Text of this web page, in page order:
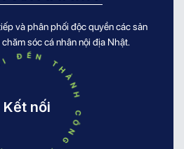
và phân phối độc quyền các sản
sóc cá nhân nội địa Nhật.
KẾT NỐI ĐẾN THÀNH CÔNG
Kết nối